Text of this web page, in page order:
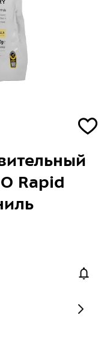
Rapid